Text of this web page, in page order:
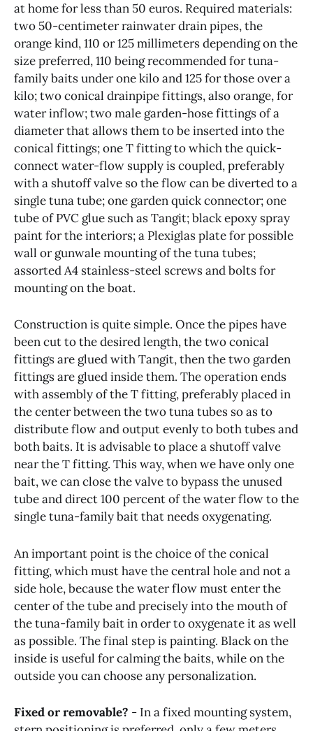
at home for less than 50 euros. Required materials:
two 50-centimeter rainwater drain pipes, the
orange kind, 110 or 125 millimeters depending on the
size preferred, 110 being recommended for tuna-
family baits under one kilo and 125 for those over a
kilo; two conical drainpipe fittings, also orange, for
water inflow; two male garden-hose fittings of a
diameter that allows them to be inserted into the
conical fittings; one T fitting to which the quick-
connect water-flow supply is coupled, preferably
with a shutoff valve so the flow can be diverted to a
single tuna tube; one garden quick connector; one
tube of PVC glue such as Tangit; black epoxy spray
paint for the interiors; a Plexiglas plate for possible
wall or gunwale mounting of the tuna tubes;
assorted A4 stainless-steel screws and bolts for
mounting on the boat.
Construction is quite simple. Once the pipes have
been cut to the desired length, the two conical
fittings are glued with Tangit, then the two garden
fittings are glued inside them. The operation ends
with assembly of the T fitting, preferably placed in
the center between the two tuna tubes so as to
distribute flow and output evenly to both tubes and
both baits. It is advisable to place a shutoff valve
near the T fitting. This way, when we have only one
bait, we can close the valve to bypass the unused
tube and direct 100 percent of the water flow to the
single tuna-family bait that needs oxygenating.
An important point is the choice of the conical
fitting, which must have the central hole and not a
side hole, because the water flow must enter the
center of the tube and precisely into the mouth of
the tuna-family bait in order to oxygenate it as well
as possible. The final step is painting. Black on the
inside is useful for calming the baits, while on the
outside you can choose any personalization.
Fixed or removable? - In a fixed mounting system,